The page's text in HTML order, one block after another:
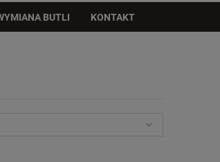
BUTLI KONTAKT